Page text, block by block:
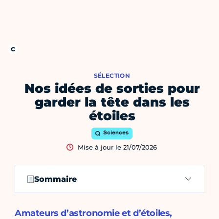
Nos idées de sorties pour
garder la tête dans les
étoiles
SÉLECTION
Sciences
Mise à jour le 21/07/2026
Sommaire
Amateurs d’astronomie et d’étoiles,